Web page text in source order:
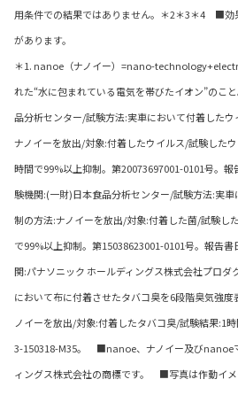
用条件での結果ではありません。＊2＊3＊4 ■効
があります。
＊1. nanoe（ナノイー）=nano-
れた“水に包まれている電気を帯びたイオン”のこ
品分析センター/試験方法:実車において付着した
ナノイーを放出/対象:付着したウイルス/試験した
時間で99%以上抑制。第20073697001-0101号。
験機関:(一財)日本食品分析センター/試験方法:実
制の方法:ナノイーを放出/対象:付着した菌/試験し
で99%以上抑制。第15038623001-0101号。報告
関:パナソニック ホールディングス株式会社プロ
において布に付着させたタバコ臭を6段階臭気強
ノイーを放出/対象:付着したタバコ臭/試験結果:1
3-150318-M35。 ■nanoe、ナノイー及びnanoe
ィングス株式会社の商標です。 ■写真は作動イメ